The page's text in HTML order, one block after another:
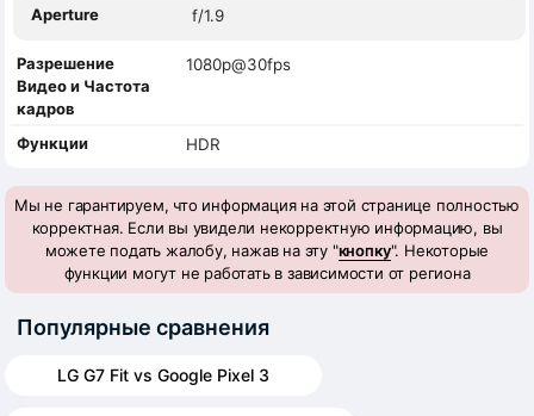
Aperture
f/1.9
Разрешение
Видео и Частота
кадров
1080p@30fps
Функции HDR
Мы не гарантируем, что информация на этой странице полностью
корректная. Если вы увидели некорректную информацию, вы
можете подать жалобу, нажав на эту "кнопку". Некоторые
функции могут не работать в зависимости от региона
Популярные сравнения
LG G7 Fit vs Google Pixel 3